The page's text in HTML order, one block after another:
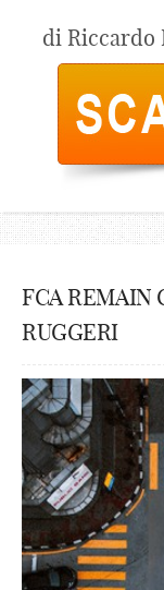
di Riccardo
FCA REMAIN
RUGGERI